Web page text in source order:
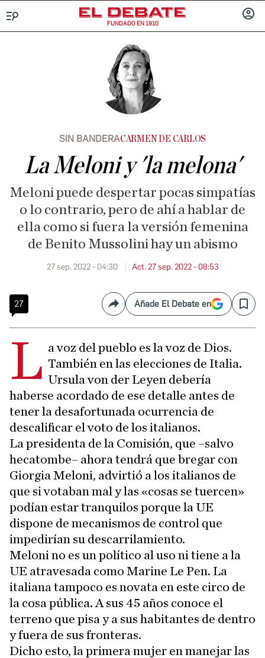
FUNDADO EN 1910
SIN BANDERACARMEN DE CARLOS
La Meloni y 'la melona'
Meloni puede despertar pocas simpatías
o lo contrario, pero de ahí a hablar de
ella como si fuera la versión femenina
de Benito Mussolini hay un abismo
27 sep. 2022 - 04:30 Act. 27 sep. 2022 - 08:53
27 CompartirAñade El Debate en Save
L a voz del pueblo es la voz de Dios.
También en las elecciones de Italia.
Ursula von der Leyen debería
haberse acordado de ese detalle antes de
tener la desafortunada ocurrencia de
descalificar el voto de los italianos.
La presidenta de la Comisión, que –salvo
hecatombe– ahora tendrá que bregar con
Giorgia Meloni, advirtió a los italianos de
que si votaban mal y las «cosas se tuercen»
podían estar tranquilos porque la UE
dispone de mecanismos de control que
impedirían su descarrilamiento.
Meloni no es un político al uso ni tiene a la
UE atravesada como Marine Le Pen. La
italiana tampoco es novata en este circo de
la cosa pública. A sus 45 años conoce el
terreno que pisa y a sus habitantes de dentro
y fuera de sus fronteras.
Dicho esto, la primera mujer en manejar las